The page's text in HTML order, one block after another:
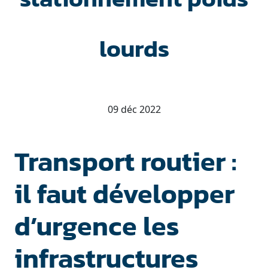
lourds
09 déc 2022
Transport routier :
il faut développer
d’urgence les
infrastructures